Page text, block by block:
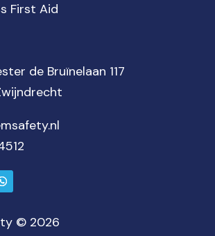
First Aid
de Bruïnelaan 117
© 2026